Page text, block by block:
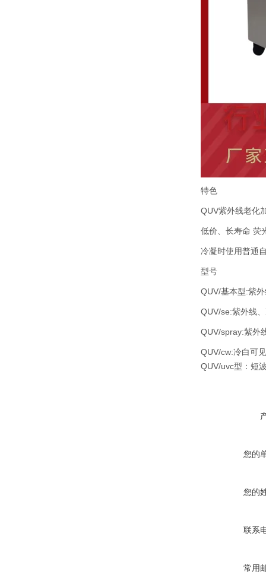
特色
QUV紫外线老化
低价、长寿命 荧
冷凝时使用普通
型号
QUV/基本型:紫
QUV/se:紫外线
QUV/spray:紫外
QUV/cw:冷白可
QUV/uvc型：短
您的
您的
联系
常用